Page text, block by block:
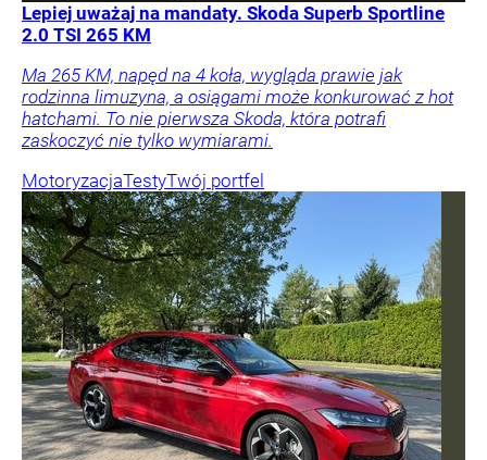
Lepiej uważaj na mandaty. Skoda Superb Sportline
2.0 TSI 265 KM
Ma 265 KM, napęd na 4 koła, wygląda prawie jak
rodzinna limuzyna, a osiągami może konkurować z hot
hatchami. To nie pierwsza Skoda, która potrafi
zaskoczyć nie tylko wymiarami.
MotoryzacjaTestyTwój portfel